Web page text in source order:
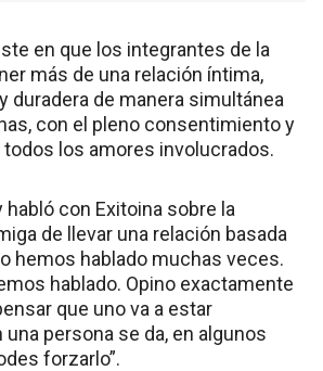
en que los integrantes de la
más de una relación íntima,
duradera de manera simultánea
con el pleno consentimiento y
los amores involucrados.
con Exitoina sobre la
de llevar una relación basada
hemos hablado muchas veces.
hablado. Opino exactamente
que uno va a estar
persona se da, en algunos
forzarlo”.